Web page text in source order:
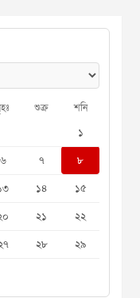
শুক্র শনি
১
৬ ৭
৮
১৪
১৫
২১
২২
২৮
২৯